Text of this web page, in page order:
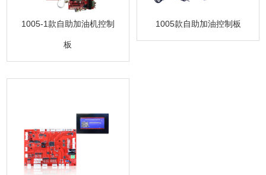
1005-1款自助加油机控制
板
1005款自助加油控制板